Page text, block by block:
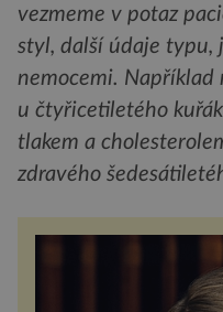
vezmeme v potaz
styl, další údaje typu,
nemocemi.
u čtyřicetiletého
tlakem a
zdravého